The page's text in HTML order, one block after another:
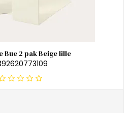
Bue 2 pak Beige lille